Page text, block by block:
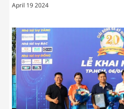
April 19 2024